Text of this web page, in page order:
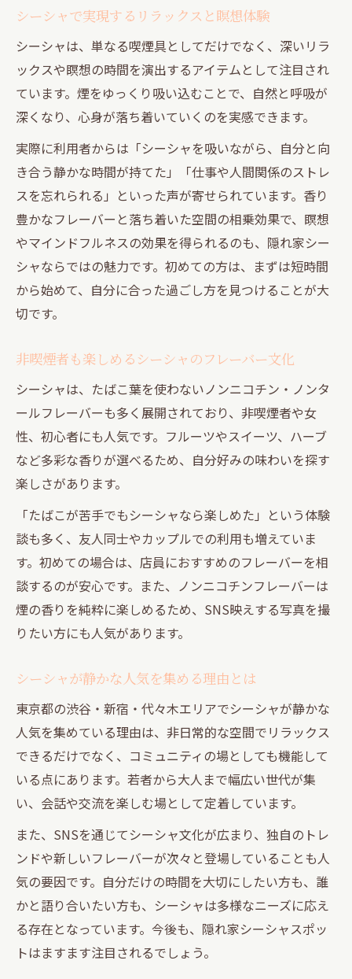
シーシャで実現するリラックスと瞑想体験
シーシャは、単なる喫煙具としてだけでなく、深いリラ
ックスや瞑想の時間を演出するアイテムとして注目され
ています。煙をゆっくり吸い込むことで、自然と呼吸が
深くなり、心身が落ち着いていくのを実感できます。
実際に利用者からは「シーシャを吸いながら、自分と向
き合う静かな時間が持てた」「仕事や人間関係のストレ
スを忘れられる」といった声が寄せられています。香り
豊かなフレーバーと落ち着いた空間の相乗効果で、瞑想
やマインドフルネスの効果を得られるのも、隠れ家シー
シャならではの魅力です。初めての方は、まずは短時間
から始めて、自分に合った過ごし方を見つけることが大
切です。
非喫煙者も楽しめるシーシャのフレーバー文化
シーシャは、たばこ葉を使わないノンニコチン・ノンタ
ールフレーバーも多く展開されており、非喫煙者や女
性、初心者にも人気です。フルーツやスイーツ、ハーブ
など多彩な香りが選べるため、自分好みの味わいを探す
楽しさがあります。
「たばこが苦手でもシーシャなら楽しめた」という体験
談も多く、友人同士やカップルでの利用も増えていま
す。初めての場合は、店員におすすめのフレーバーを相
談するのが安心です。また、ノンニコチンフレーバーは
煙の香りを純粋に楽しめるため、SNS映えする写真を撮
りたい方にも人気があります。
シーシャが静かな人気を集める理由とは
東京都の渋谷・新宿・代々木エリアでシーシャが静かな
人気を集めている理由は、非日常的な空間でリラックス
できるだけでなく、コミュニティの場としても機能して
いる点にあります。若者から大人まで幅広い世代が集
い、会話や交流を楽しむ場として定着しています。
また、SNSを通じてシーシャ文化が広まり、独自のトレ
ンドや新しいフレーバーが次々と登場していることも人
気の要因です。自分だけの時間を大切にしたい方も、誰
かと語り合いたい方も、シーシャは多様なニーズに応え
る存在となっています。今後も、隠れ家シーシャスポッ
トはますます注目されるでしょう。